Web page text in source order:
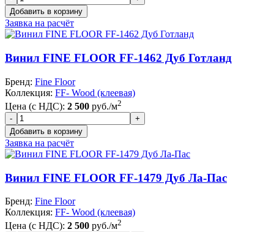
Заявка на расчёт
Винил FINE FLOOR FF-1462 Дуб Готланд
Бренд: Fine Floor
Коллекция: FF- Wood (клеевая)
Цена (с НДС): 2 500 руб./м2
Заявка на расчёт
Винил FINE FLOOR FF-1479 Дуб Ла-Пас
Бренд: Fine Floor
Коллекция: FF- Wood (клеевая)
Цена (с НДС): 2 500 руб./м2